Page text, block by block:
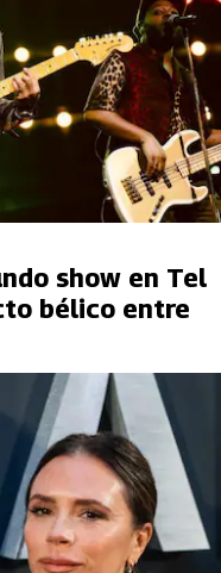
show en Tel
bélico entre